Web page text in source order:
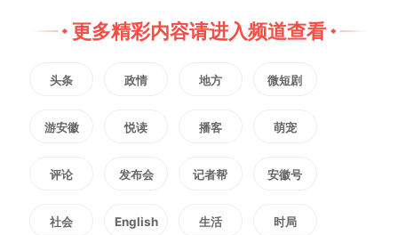
1000群中华蜜蜂，手把手教农户
养蜂。”
联盟成立后遇到的第一个难题
是技术推广的“最后一公里”障碍。
余林生说：“有些农户习惯传统养
更多精彩内容请进入频道查看
头条 政情 地方 微短剧
游安徽 悦读 播客 萌宠
评论 发布会 记者帮 安徽号
社会 English 生活 时局